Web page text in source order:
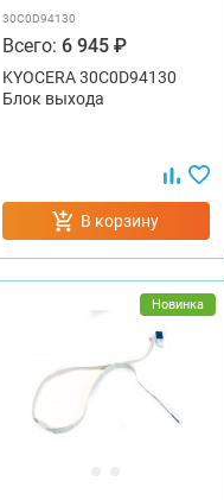
30C0D94130
Всего: 6 945 ₽
KYOCERA 30C0D94130
Блок выхода
В корзину
Новинка